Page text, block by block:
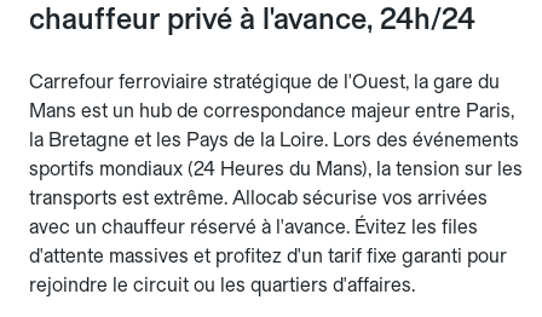
chauffeur privé à l'avance, 24h/24
Carrefour ferroviaire stratégique de l'Ouest, la gare du
Mans est un hub de correspondance majeur entre Paris,
la Bretagne et les Pays de la Loire. Lors des événements
sportifs mondiaux (24 Heures du Mans), la tension sur les
transports est extrême. Allocab sécurise vos arrivées
avec un chauffeur réservé à l'avance. Évitez les files
d'attente massives et profitez d'un tarif fixe garanti pour
rejoindre le circuit ou les quartiers d'affaires.